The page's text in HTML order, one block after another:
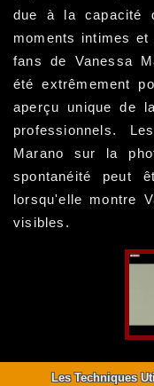
due à la capacité
moments intimes
fans de Vanessa
été extrêmement
aperçu unique de
professionnels.
Marano sur la
spontanéité peut
lorsqu'elle montre
visibles.
Les Techniques